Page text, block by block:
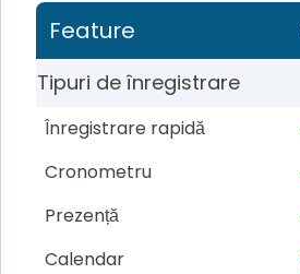
Feature
Tipuri de înregistrare
Înregistrare rapidă
Cronometru
Prezență
Calendar